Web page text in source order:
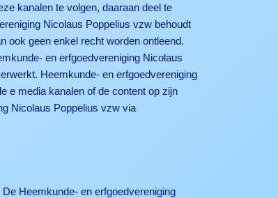
kanalen te volgen, daaraan deel te
Nicolaus Poppelius vzw behoudt
ook geen enkel recht worden ontleend.
en erfgoedvereniging Nicolaus
Heemkunde- en erfgoedvereniging
e media kanalen of de content op zijn
Nicolaus Poppelius vzw via
Heemkunde- en erfgoedvereniging